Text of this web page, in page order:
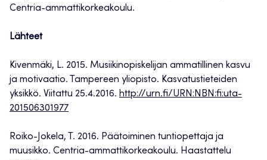
Centria-ammattikorkeakoulu.
Lähteet
Kivenmäki, L. 2015. Musiikinopiskelijan ammatillinen kasvu
ja motivaatio. Tampereen yliopisto. Kasvatustieteiden
yksikkö. Viitattu 25.4.2016. http://urn.fi/URN:NBN:fi:uta-
201506301977
Roiko-Jokela, T. 2016. Päätoiminen tuntiopettaja ja
muusikko. Centria-ammattikorkeakoulu. Haastattelu